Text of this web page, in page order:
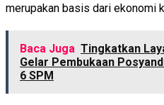
merupakan basis dari ekonomi
Baca Juga Tingkatkan
Gelar Pembukaan
6 SPM